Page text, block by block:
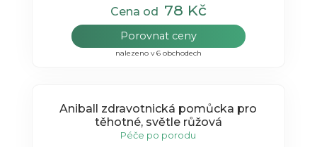
Cena od 78 Kč
Porovnat ceny
nalezeno v 6 obchodech
Aniball zdravotnická pomůcka pro
těhotné, světle růžová
Péče po porodu